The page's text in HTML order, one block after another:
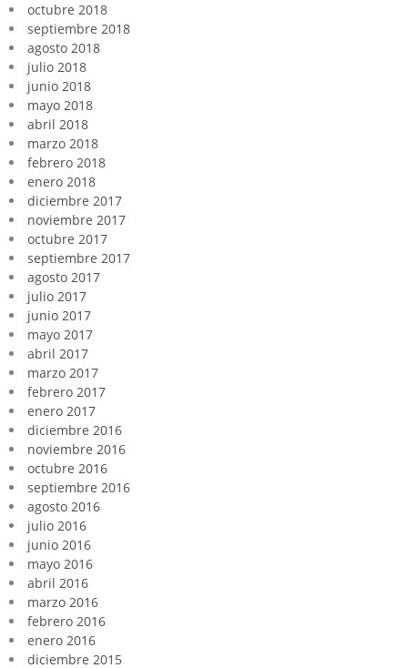
octubre 2018
septiembre 2018
agosto 2018
julio 2018
junio 2018
mayo 2018
abril 2018
marzo 2018
febrero 2018
enero 2018
diciembre 2017
noviembre 2017
octubre 2017
septiembre 2017
agosto 2017
julio 2017
junio 2017
mayo 2017
abril 2017
marzo 2017
febrero 2017
enero 2017
diciembre 2016
noviembre 2016
octubre 2016
septiembre 2016
agosto 2016
julio 2016
junio 2016
mayo 2016
abril 2016
marzo 2016
febrero 2016
enero 2016
diciembre 2015